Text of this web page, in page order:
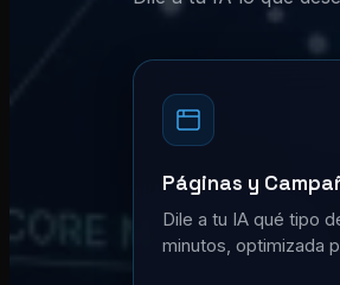
Páginas y
Dile a tu IA qué tipo
minutos, optimizada